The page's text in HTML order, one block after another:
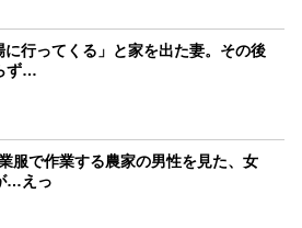
に行ってくる」と家を出た妻。その後
ず…
服で作業する農家の男性を見た、女
…えっ